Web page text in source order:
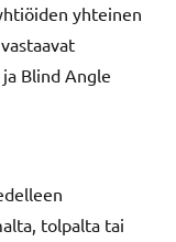
yhteinen
Blind Angle
tolpalta tai